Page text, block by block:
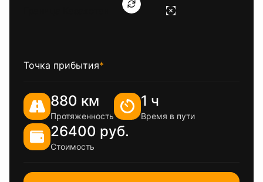
Точка прибытия*
880 км
Протяженность
1 ч
Время в пути
26400 руб.
Стоимость